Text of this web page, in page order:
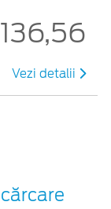
Vezi detalii